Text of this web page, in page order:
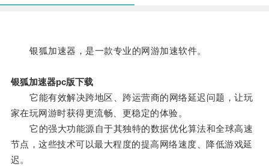
银狐加速器，是一款专业的网游加速软件。
银狐加速器pc版下载
它能有效解决跨地区、跨运营商的网络延迟问题，让玩
家在玩网游时获得更流畅、更稳定的体验。
它的强大功能源自于其独特的数据优化算法和全球高速
节点，这些技术可以最大程度的提高网络速度、降低游戏延
迟。